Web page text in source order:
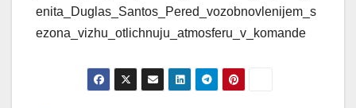
enita_Duglas_Santos_Pered_vozobnovlenijem_s
ezona_vizhu_otlichnuju_atmosferu_v_komande